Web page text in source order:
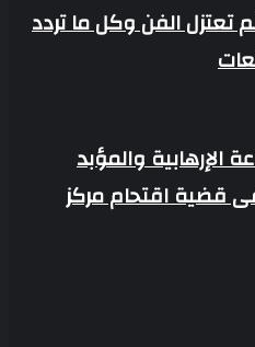
تعتزل الفن وكل ما تردد
الإرهابية والمؤبد
قضية اقتحام مركز